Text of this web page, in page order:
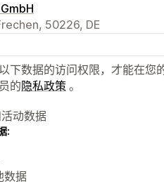
50226, DE
下数据的访问权限，才能在您
的隐私政策 。
动数据
:
数据